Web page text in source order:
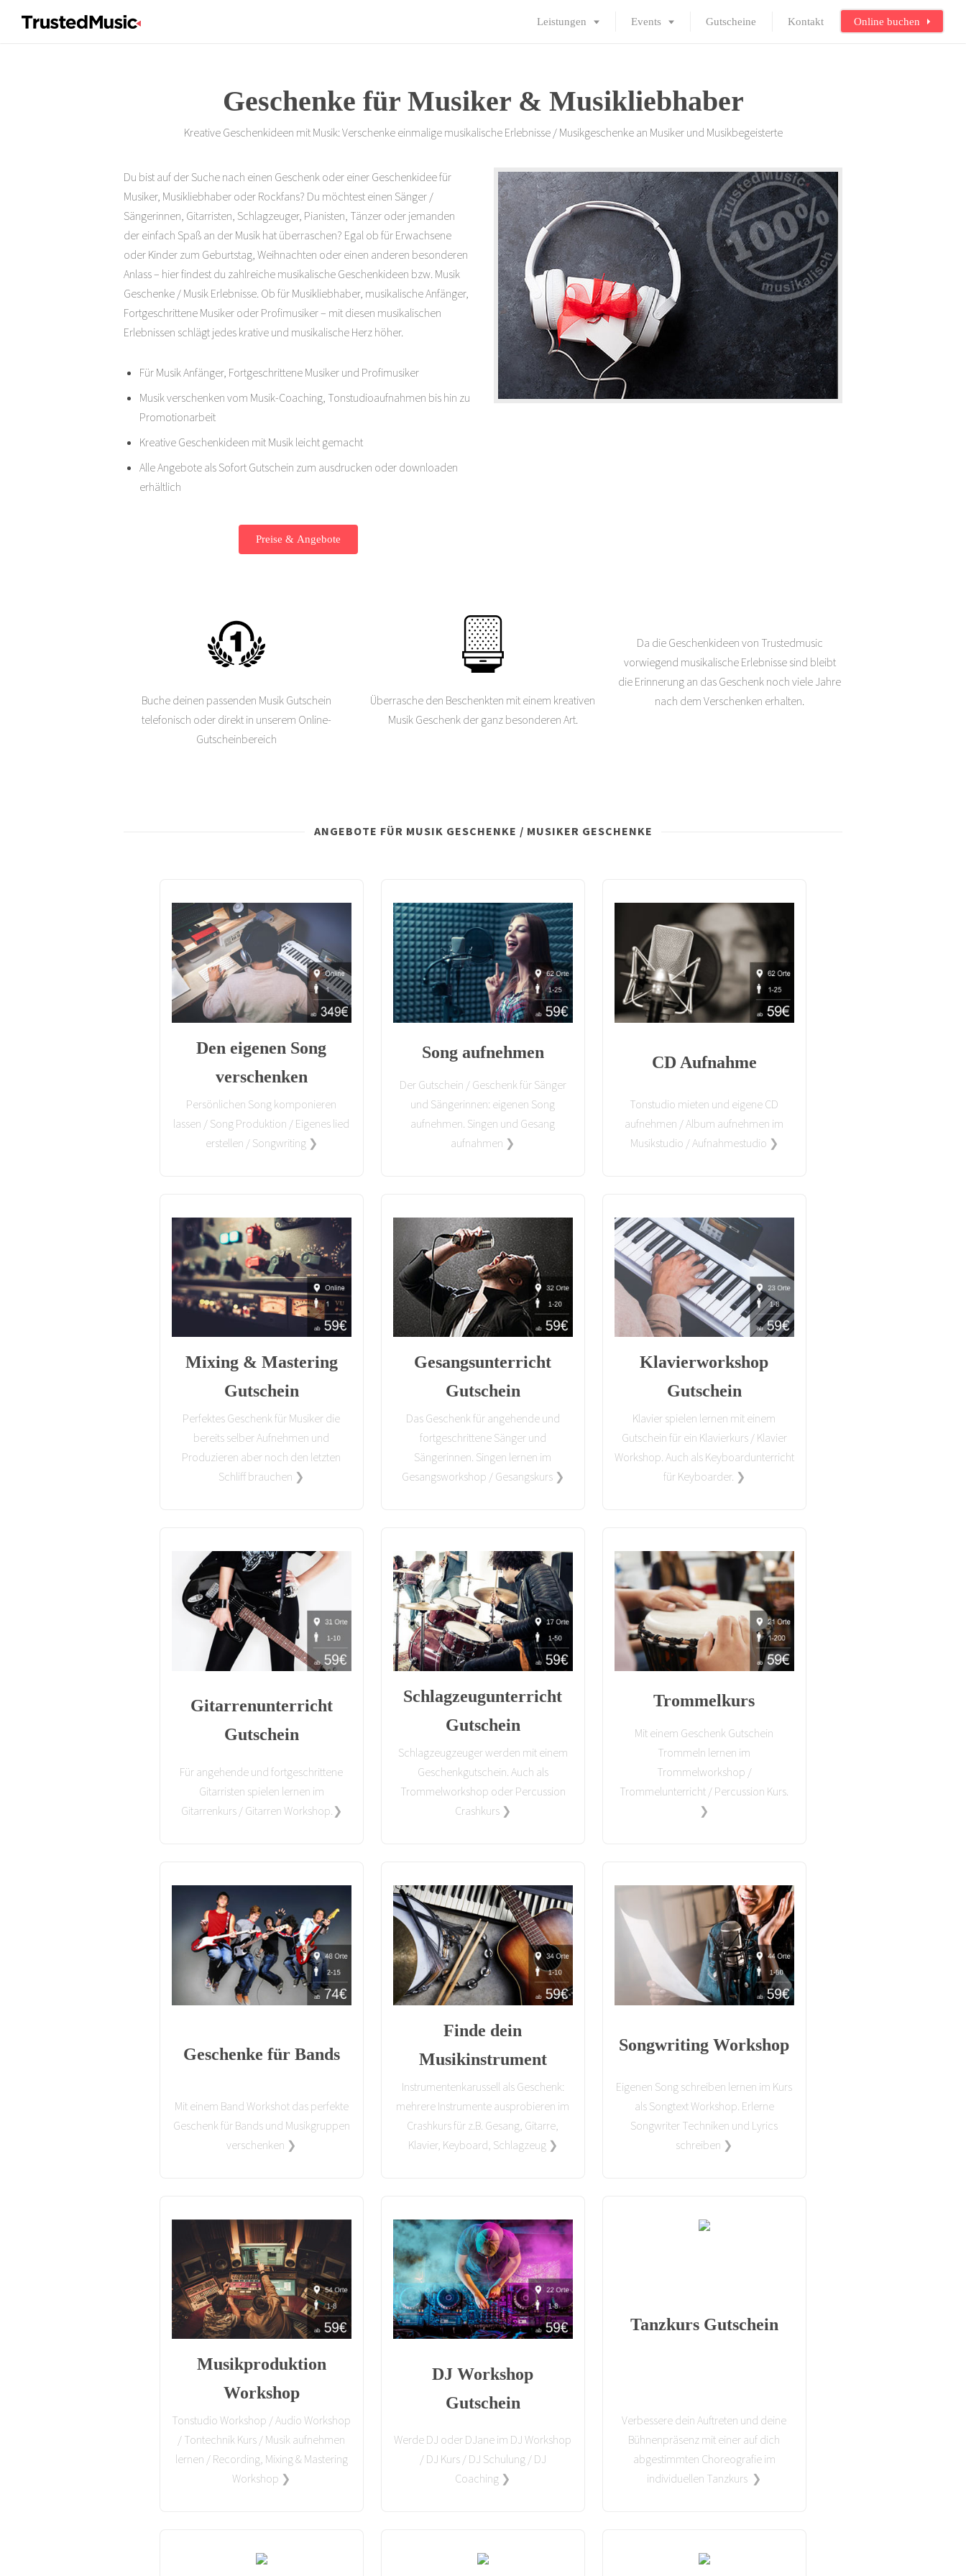
Leistungen Events Gutscheine Kontakt Online buchen
Geschenke für Musiker & Musikliebhaber
Kreative Geschenkideen mit Musik: Verschenke einmalige musikalische Erlebnisse / Musikgeschenke an Musiker und Musikbegeisterte
Du bist auf der Suche nach einen Geschenk oder einer Geschenkidee für
Musiker, Musikliebhaber oder Rockfans? Du möchtest einen Sänger /
Sängerinnen, Gitarristen, Schlagzeuger, Pianisten, Tänzer oder jemanden
der einfach Spaß an der Musik hat überraschen? Egal ob für Erwachsene
oder Kinder zum Geburtstag, Weihnachten oder einen anderen besonderen
Anlass – hier findest du zahlreiche musikalische Geschenkideen bzw. Musik
Geschenke / Musik Erlebnisse. Ob für Musikliebhaber, musikalische Anfänger,
Fortgeschrittene Musiker oder Profimusiker – mit diesen musikalischen
Erlebnissen schlägt jedes krative und musikalische Herz höher.
Für Musik Anfänger, Fortgeschrittene Musiker und Profimusiker
Musik verschenken vom Musik-Coaching, Tonstudioaufnahmen bis hin zu
Promotionarbeit
Kreative Geschenkideen mit Musik leicht gemacht
Alle Angebote als Sofort Gutschein zum ausdrucken oder downloaden
erhältlich
Buche deinen passenden Musik Gutschein
telefonisch oder direkt in unserem Online-
Gutscheinbereich
Überrasche den Beschenkten mit einem kreativen
Musik Geschenk der ganz besonderen Art.
Da die Geschenkideen von Trustedmusic
vorwiegend musikalische Erlebnisse sind bleibt
die Erinnerung an das Geschenk noch viele Jahre
nach dem Verschenken erhalten.
ANGEBOTE FÜR MUSIK GESCHENKE / MUSIKER GESCHENKE
Den eigenen Song
verschenken
Persönlichen Song komponieren
lassen / Song Produktion / Eigenes lied
erstellen / Songwriting ❯
Song aufnehmen
Der Gutschein / Geschenk für Sänger
und Sängerinnen: eigenen Song
aufnehmen. Singen und Gesang
aufnahmen ❯
CD Aufnahme
Tonstudio mieten und eigene CD
aufnehmen / Album aufnehmen im
Musikstudio / Aufnahmestudio ❯
Mixing & Mastering
Gutschein
Perfektes Geschenk für Musiker die
bereits selber Aufnehmen und
Produzieren aber noch den letzten
Schliff brauchen ❯
Gesangsunterricht
Gutschein
Das Geschenk für angehende und
fortgeschrittene Sänger und
Sängerinnen. Singen lernen im
Gesangsworkshop / Gesangskurs ❯
Klavierworkshop
Gutschein
Klavier spielen lernen mit einem
Gutschein für ein Klavierkurs / Klavier
Workshop. Auch als Keyboardunterricht
für Keyboarder. ❯
Gitarrenunterricht
Gutschein
Für angehende und fortgeschrittene
Gitarristen spielen lernen im
Gitarrenkurs / Gitarren Workshop.❯
Schlagzeugunterricht
Gutschein
Schlagzeugzeuger werden mit einem
Geschenkgutschein. Auch als
Trommelworkshop oder Percussion
Crashkurs ❯
Trommelkurs
Mit einem Geschenk Gutschein
Trommeln lernen im
Trommelworkshop /
Trommelunterricht / Percussion Kurs.
❯
Geschenke für Bands
Mit einem Band Workshot das perfekte
Geschenk für Bands und Musikgruppen
verschenken ❯
Finde dein
Musikinstrument
Instrumentenkarussell als Geschenk:
mehrere Instrumente ausprobieren im
Crashkurs für z.B. Gesang, Gitarre,
Klavier, Keyboard, Schlagzeug ❯
Songwriting Workshop
Eigenen Song schreiben lernen im Kurs
als Songtext Workshop. Erlerne
Songwriter Techniken und Lyrics
schreiben ❯
Musikproduktion
Workshop
Tonstudio Workshop / Audio Workshop
/ Tontechnik Kurs / Musik aufnehmen
lernen / Recording, Mixing & Mastering
Workshop ❯
DJ Workshop
Gutschein
Werde DJ oder DJane im DJ Workshop
/ DJ Kurs / DJ Schulung / DJ
Coaching ❯
Tanzkurs Gutschein
Verbessere dein Auftreten und deine
Bühnenpräsenz mit einer auf dich
abgestimmten Choreografie im
individuellen Tanzkurs ❯